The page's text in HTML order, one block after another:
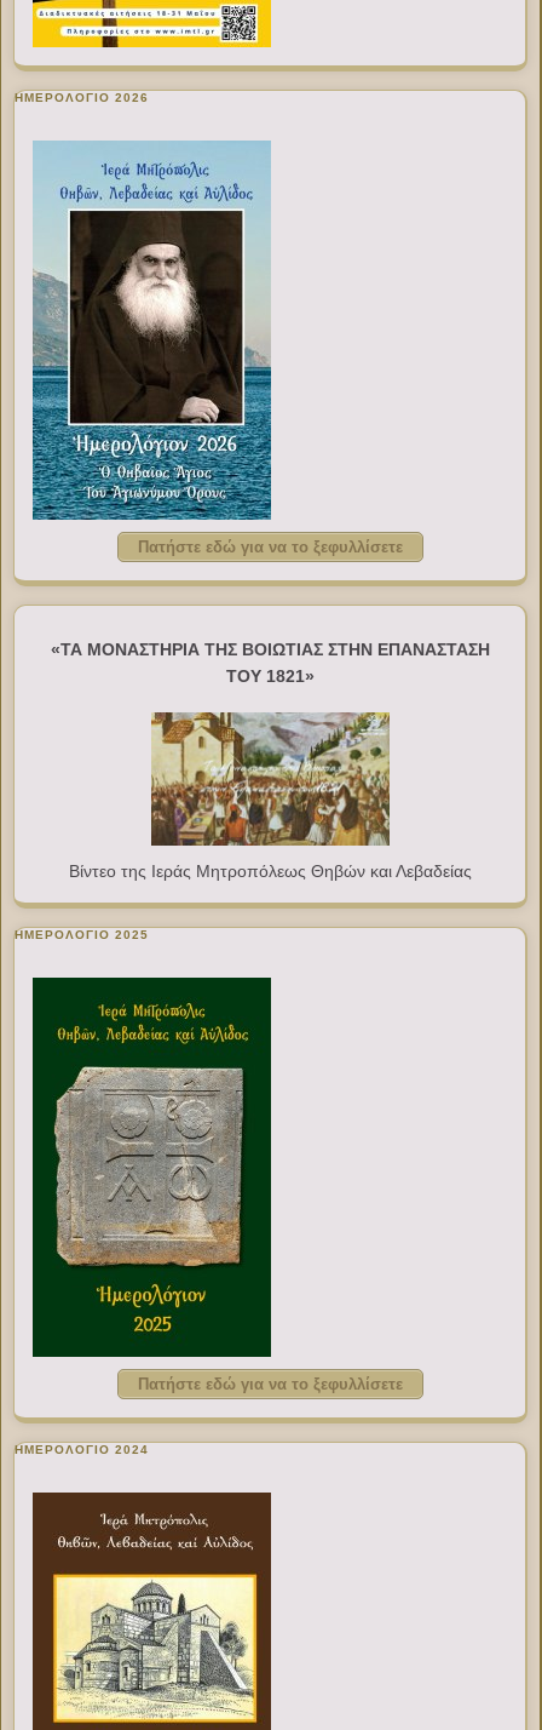
ΗΜΕΡΟΛΟΓΙΟ 2026
Πατήστε εδώ για να το ξεφυλλίσετε
«ΤΑ ΜΟΝΑΣΤΗΡΙΑ ΤΗΣ ΒΟΙΩΤΙΑΣ ΣΤΗΝ ΕΠΑΝΑΣΤΑΣΗ
ΤΟΥ 1821»
Βίντεο της Ιεράς Μητροπόλεως Θηβών και Λεβαδείας
ΗΜΕΡΟΛΟΓΙΟ 2025
Πατήστε εδώ για να το ξεφυλλίσετε
ΗΜΕΡΟΛΟΓΙΟ 2024